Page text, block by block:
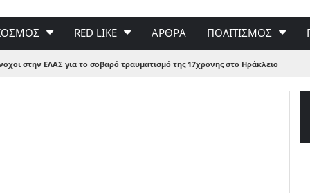
RED LIKE ΑΡΘΡΑ ΠΟΛΙΤΙΣΜΟΣ
στην ΕΛΑΣ για το σοβαρό τραυματισμό της 17χρονης στο Ηράκλειο